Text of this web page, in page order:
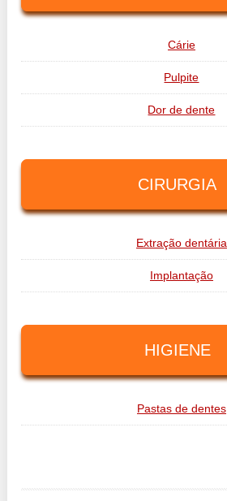
Cárie
Pulpite
Dor de dente
CIRURGIA
Extração dentária
Implantação
HIGIENE
Pastas de dentes